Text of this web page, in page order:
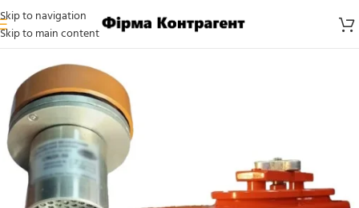
Skip to navigation
Skip to main content